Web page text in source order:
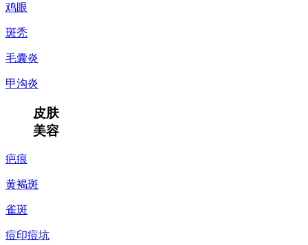
鸡眼
斑秃
毛囊炎
甲沟炎
皮肤
美容
疤痕
黄褐斑
雀斑
痘印痘坑